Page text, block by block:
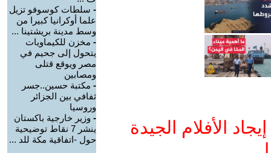
الأفلام الجيدة
- سلطات كوسوفو تزيل
علما أوكرانيا كبيرا من
وسط مدينة بريشتينا ...
- مخزن للكيماويات
يتحول إلى جحيم في
مصر ويوقع قتلى
ومصابين
- مكتبة حسين..جسر
ثفافي بين الجزائر
وروسيا
- وزير خارجية باكستان
ينشر 7 نقاط توضيحية
حول -اتفاقية مكة للد ...